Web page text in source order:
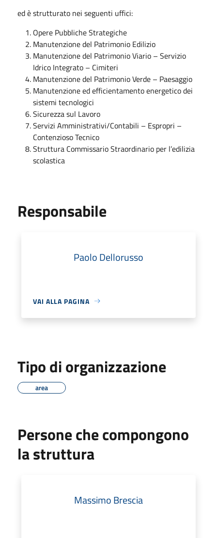
ed è strutturato nei seguenti uffici:
Opere Pubbliche Strategiche
Manutenzione del Patrimonio Edilizio
Manutenzione del Patrimonio Viario – Servizio
Idrico Integrato – Cimiteri
Manutenzione del Patrimonio Verde – Paesaggio
Manutenzione ed efficientamento energetico dei
sistemi tecnologici
Sicurezza sul Lavoro
Servizi Amministrativi/Contabili – Espropri –
Contenzioso Tecnico
Struttura Commissario Straordinario per l’edilizia
scolastica
Responsabile
Paolo Dellorusso
VAI ALLA PAGINA
Tipo di organizzazione
area
Persone che compongono
la struttura
Massimo Brescia